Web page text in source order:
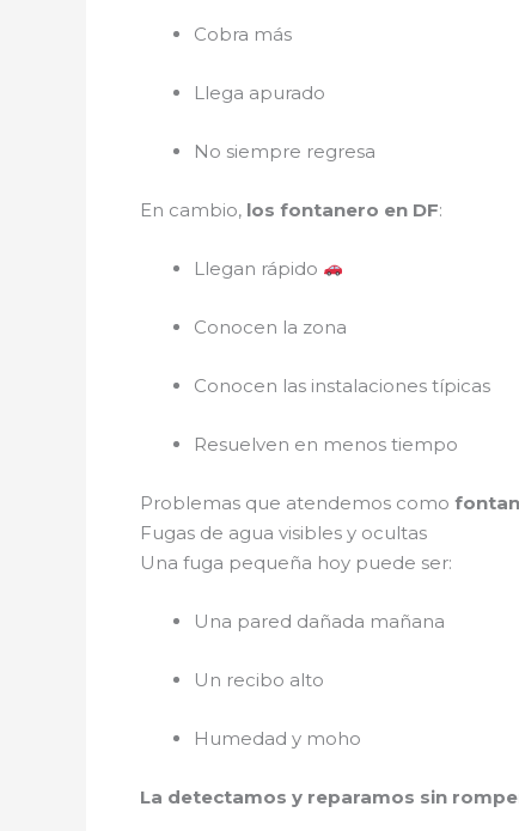
Cobra más
Llega apurado
No siempre regresa
En cambio, los fontanero en DF:
Llegan rápido
Conocen la zona
Conocen las instalaciones típicas
Resuelven en menos tiempo
Problemas que atendemos como
Fugas de agua visibles y ocultas
Una fuga pequeña hoy puede ser:
Una pared dañada mañana
Un recibo alto
Humedad y moho
La detectamos y reparamos sin